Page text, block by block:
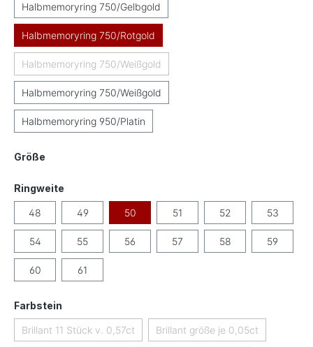
Halbmemoryring 750/Gelbgold
Halbmemoryring 750/Rotgold
Halbmemoryring 750/Weißgold(Diese Option ist zurzeit nicht verfügbar.)
Halbmemoryring 750/Weißgold
Halbmemoryring 950/Platin
Größe
Ringweite
48 49 50 51 52 53
54 55 56 57 58 59
60 61
Farbstein
Brillant 11 Stück v. 0,57ct(Diese Option ist zurzeit nicht verfügbar.)
Brillant größe je 0,05ct
(Diese Option ist zurzeit